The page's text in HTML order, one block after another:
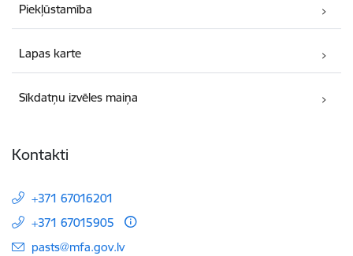
Piekļūstamība
Lapas karte
Sīkdatņu izvēles maiņa
Kontakti
+371 67016201
+371 67015905
E-pasts:
pasts@mfa.gov.lv